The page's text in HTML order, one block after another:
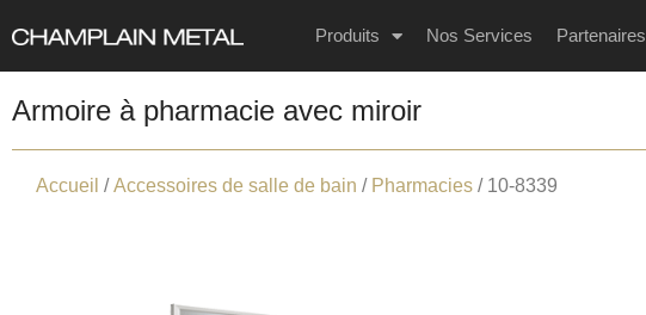
Produits Nos Services Partenaires
Armoire à pharmacie avec miroir
Accueil /Accessoires de salle de bain / Pharmacies / 10-8339